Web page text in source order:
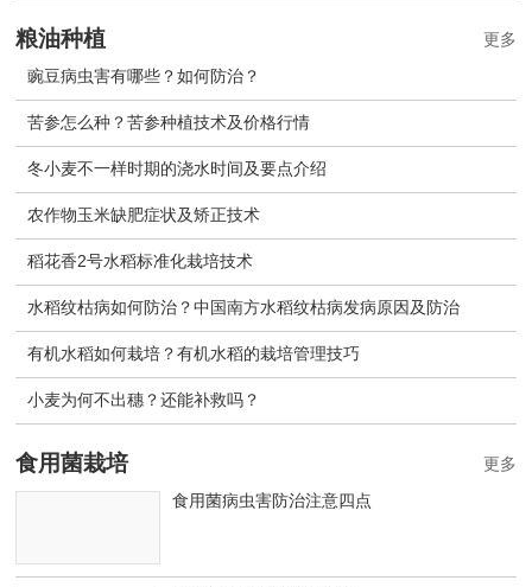
粮油种植
豌豆病虫害有哪些？如何防治？
苦参怎么种？苦参种植技术及价格行情
冬小麦不一样时期的浇水时间及要点介绍
农作物玉米缺肥症状及矫正技术
稻花香2号水稻标准化栽培技术
水稻纹枯病如何防治？中国南方水稻纹枯病发病原因及防治
有机水稻如何栽培？有机水稻的栽培管理技巧
小麦为何不出穗？还能补救吗？
更多
食用菌栽培
食用菌病虫害防治注意四点
更多